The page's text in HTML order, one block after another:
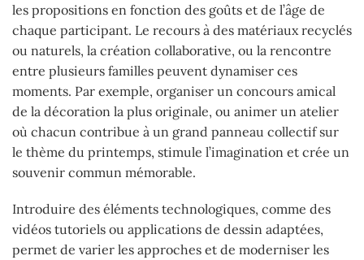
les propositions en fonction des goûts et de l’âge de
chaque participant. Le recours à des matériaux recyclés
ou naturels, la création collaborative, ou la rencontre
entre plusieurs familles peuvent dynamiser ces
moments. Par exemple, organiser un concours amical
de la décoration la plus originale, ou animer un atelier
où chacun contribue à un grand panneau collectif sur
le thème du printemps, stimule l’imagination et crée un
souvenir commun mémorable.
Introduire des éléments technologiques, comme des
vidéos tutoriels ou applications de dessin adaptées,
permet de varier les approches et de moderniser les